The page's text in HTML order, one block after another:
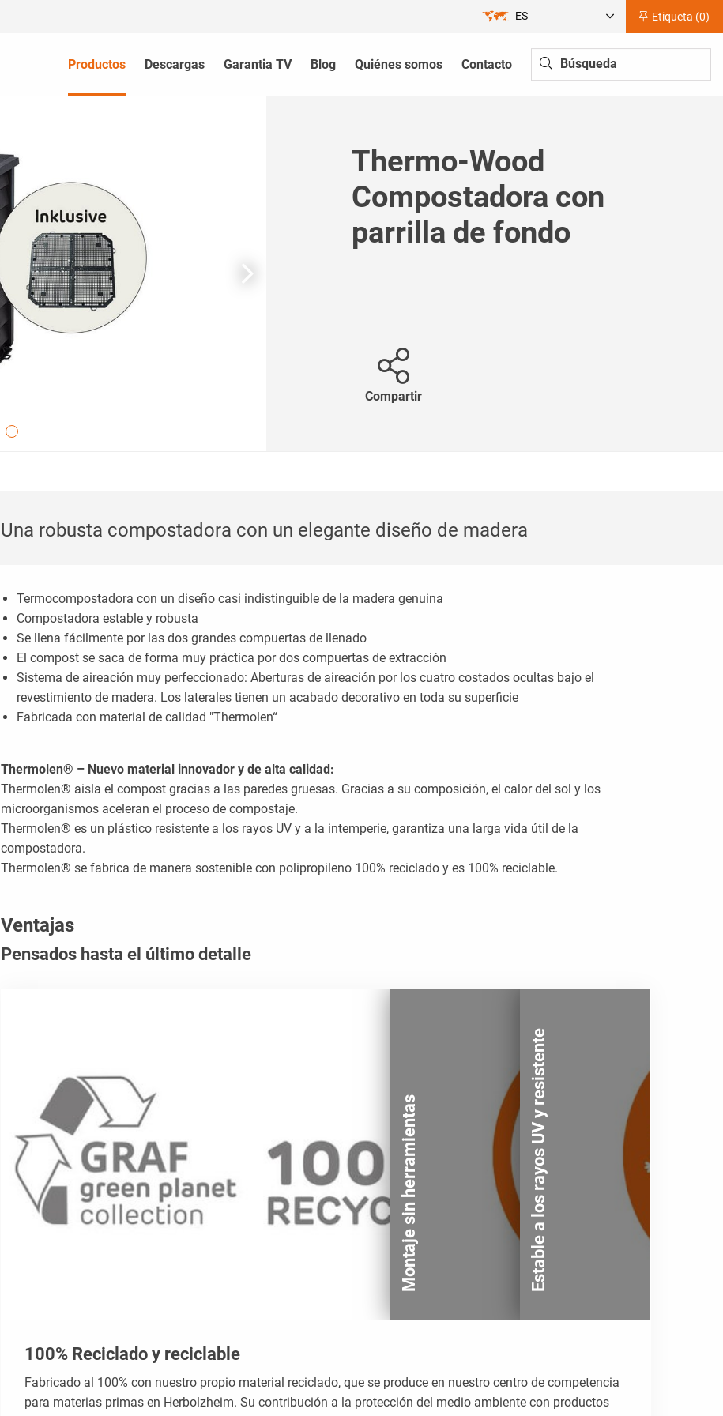
Etiqueta (0)
ES
Productos Descargas Garantia TV Blog Quiénes somos Contacto
Thermo-Wood
Compostadora con
parrilla de fondo
Compartir
Una robusta compostadora con un elegante diseño de madera
Termocompostadora con un diseño casi indistinguible de la madera genuina
Compostadora estable y robusta
Se llena fácilmente por las dos grandes compuertas de llenado
El compost se saca de forma muy práctica por dos compuertas de extracción
Sistema de aireación muy perfeccionado: Aberturas de aireación por los cuatro costados ocultas bajo el
revestimiento de madera. Los laterales tienen un acabado decorativo en toda su superficie
Fabricada con material de calidad "Thermolen“
Thermolen® – Nuevo material innovador y de alta calidad:
Thermolen® aisla el compost gracias a las paredes gruesas. Gracias a su composición, el calor del sol y los
microorganismos aceleran el proceso de compostaje.
Thermolen® es un plástico resistente a los rayos UV y a la intemperie, garantiza una larga vida útil de la
compostadora.
Thermolen® se fabrica de manera sostenible con polipropileno 100% reciclado y es 100% reciclable.
Ventajas
Pensados hasta el último detalle
Montaje sin herramientas Estable a los rayos UV y resistente
100% Reciclado y reciclable
Fabricado al 100% con nuestro propio material reciclado, que se produce en nuestro centro de competencia
para materias primas en Herbolzheim. Su contribución a la protección del medio ambiente con productos